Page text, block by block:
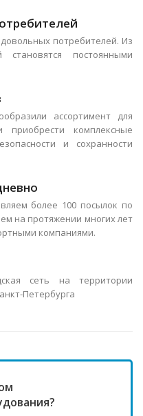
потребителей. Из
постоянными
ассортимент для
комплексные
и сохранности
более 100 посылок по
на протяжении многих лет
компаниями.
сеть на территории
Петербурга